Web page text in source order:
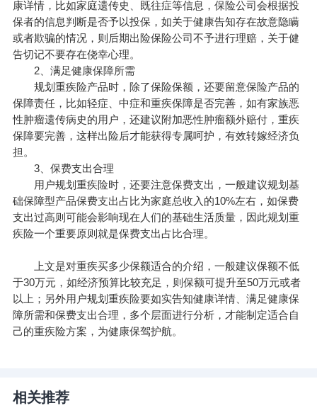
康详情，比如家庭遗传史、既往症等信息，保险公司会根据投
保者的信息判断是否予以投保，如关于健康告知存在故意隐瞒
或者欺骗的情况，则后期出险保险公司不予进行理赔，关于健
告切记不要存在侥幸心理。
2、满足健康保障所需
规划重疾险产品时，除了保险保额，还要留意保险产品的
保障责任，比如轻症、中症和重疾保障是否完善，如有家族恶
性肿瘤遗传病史的用户，还建议附加恶性肿瘤额外赔付，重疾
保障要完善，这样出险后才能获得专属呵护，有效转嫁经济负
担。
3、保费支出合理
用户规划重疾险时，还要注意保费支出，一般建议规划基
础保障型产品保费支出占比为家庭总收入的10%左右，如保费
支出过高则可能会影响现在人们的基础生活质量，因此规划重
疾险一个重要原则就是保费支出占比合理。
上文是对重疾买多少保额适合的介绍，一般建议保额不低
于30万元，如经济预算比较充足，则保额可提升至50万元或者
以上；另外用户规划重疾险要如实告知健康详情、满足健康保
障所需和保费支出合理，多个层面进行分析，才能制定适合自
己的重疾险方案，为健康保驾护航。
相关推荐